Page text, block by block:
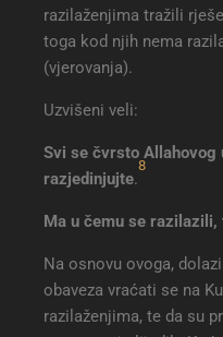
razilaženjima tražili
toga kod njih nema
(vjerovanja).
Uzvišeni veli:
Svi se čvrsto Allahovog
razjedinjujte.
8
Ma u čemu se razilazili,
Na osnovu ovoga,
obaveza vraćati se na
razilaženjima, te da su